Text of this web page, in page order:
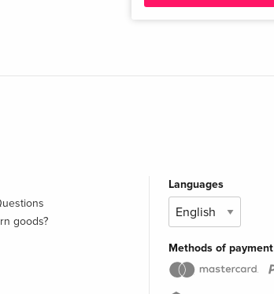
goods?
Languages
Methods of payment